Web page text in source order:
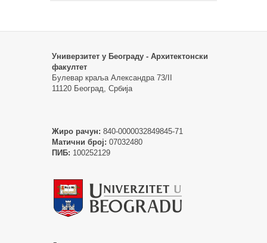
Универзитет у Београду - Архитектонски
факултет
Булевар краља Александра 73/II
11120 Београд, Србија
Жиро рачун: 840-0000032849845-71
Матични број: 07032480
ПИБ: 100252129